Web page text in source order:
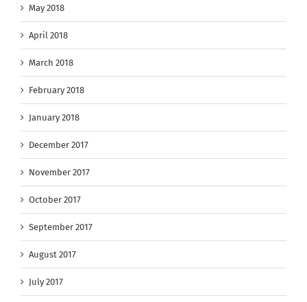
May 2018
April 2018
March 2018
February 2018
January 2018
December 2017
November 2017
October 2017
September 2017
August 2017
July 2017